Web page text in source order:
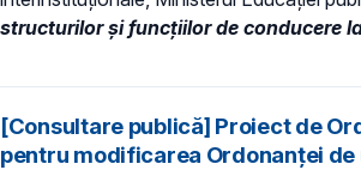
structurilor şi funcţiilor de conducere
[Consultare publică] Proiect de
pentru modificarea Ordonanței